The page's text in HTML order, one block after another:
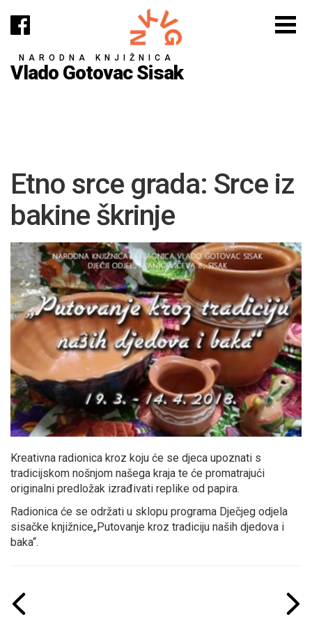
NARODNA KNJIŽNICA
Vlado Gotovac Sisak
Etno srce grada: Srce iz
bakine škrinje
Kreativna radionica kroz koju će se djeca upoznati s
tradicijskom nošnjom našega kraja te će promatrajući
originalni predložak izrađivati replike od papira.
Radionica će se održati u sklopu programa Dječjeg odjela
sisačke knjižnice„Putovanje kroz tradiciju naših djedova i
baka“.